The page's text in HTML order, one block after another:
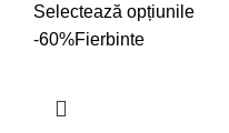
Selectează opțiunile
-60%Fierbinte